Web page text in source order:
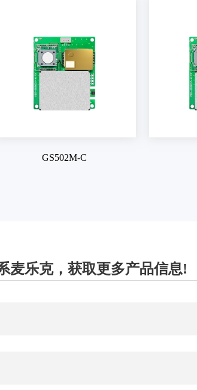
GS502M-C
麦乐克，获取更多产品信息!